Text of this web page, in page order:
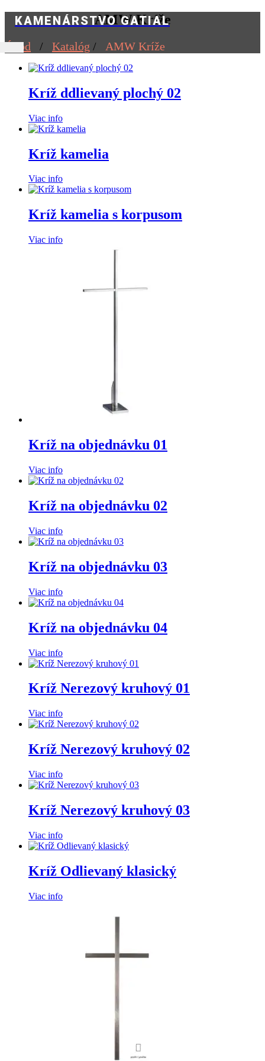
KAMENÁRSTVO GATIAL
AMW Kríže
Úvod / Katalóg / AMW Kríže
Kríž ddlievaný plochý 02
Viac info
Kríž kamelia
Viac info
Kríž kamelia s korpusom
Viac info
Kríž na objednávku 01
Viac info
Kríž na objednávku 02
Viac info
Kríž na objednávku 03
Viac info
Kríž na objednávku 04
Viac info
Kríž Nerezový kruhový 01
Viac info
Kríž Nerezový kruhový 02
Viac info
Kríž Nerezový kruhový 03
Viac info
Kríž Odlievaný klasický
Viac info